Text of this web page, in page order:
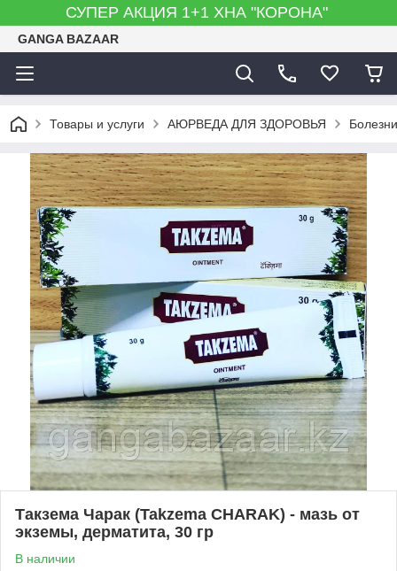
СУПЕР АКЦИЯ 1+1 ХНА "КОРОНА"
GANGA BAZAAR
Товары и услуги АЮРВЕДА ДЛЯ ЗДОРОВЬЯ
Такзема Чарак (Takzema CHARAK) - мазь от
экземы, дерматита, 30 гр
В наличии